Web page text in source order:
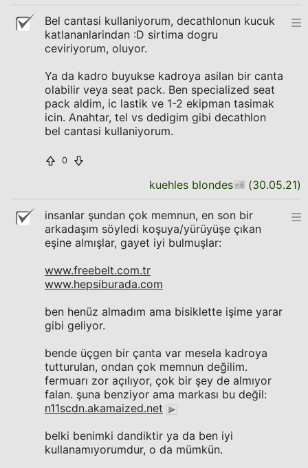
Bel cantasi kullaniyorum, decathlonun kucuk
katlananlarindan :D sirtima dogru
ceviriyorum, oluyor.
Ya da kadro buyukse kadroya asilan bir canta
olabilir veya seat pack. Ben specialized seat
pack aldim, ic lastik ve 1-2 ekipman tasimak
icin. Anahtar, tel vs dedigim gibi decathlon
bel cantasi kullaniyorum.
0
kuehles blondes (30.05.21)
insanlar şundan çok memnun, en son bir
arkadaşım söyledi koşuya/yürüyüşe çıkan
eşine almışlar, gayet iyi bulmuşlar:
www.freebelt.com.tr
www.hepsiburada.com
ben henüz almadım ama bisiklette işime yarar
gibi geliyor.
bende üçgen bir çanta var mesela kadroya
tutturulan, ondan çok memnun değilim.
fermuarı zor açılıyor, çok bir şey de almıyor
falan. şuna benziyor ama markası bu değil:
n11scdn.akamaized.net
belki benimki dandiktir ya da ben iyi
kullanamıyorumdur, o da mümkün.